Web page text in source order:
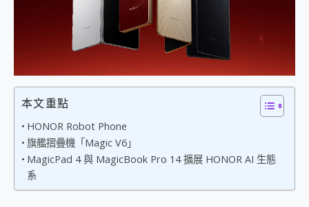
開箱~變身「蜘蛛人」椅子軍師！MSI MPG 491CQP QD-OLED 超寬曲面電競螢幕，多工辦公、爽度滿滿的終極桌面體驗
會走動的冷暖氣 SONY REON POCKET PRO 穿戴式智慧冷暖調溫裝置 開箱 評測
自帶線的 有線無線都能充 ONPRO MagReact M5 10000mAh 5合1 磁吸無線急速行動電源 開箱 評測
是螢幕也是電視! 一機超多用途「MSI微星 Modern MD272UPSW 27型」 4K IPS 輕薄商用智慧聯網螢幕 開箱 評測
本文重點
HONOR Robot Phone
旗艦摺疊機「Magic V6」
MagicPad 4 與 MagicBook Pro 14 擴展 HONOR AI 生態
系